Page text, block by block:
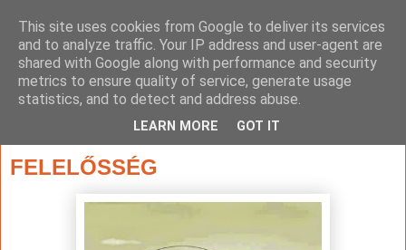
FELELŐSSÉG
This site uses cookies from Google to deliver its services
and to analyze traffic. Your IP address and user-agent are
shared with Google along with performance and security
metrics to ensure quality of service, generate usage
statistics, and to detect and address abuse.
LEARN MORE GOT IT